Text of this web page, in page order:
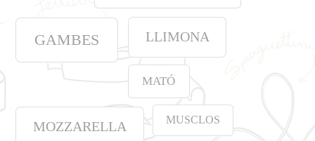
GAMBES LLIMONA
MATÓ
MOZZARELLA MUSCLOS